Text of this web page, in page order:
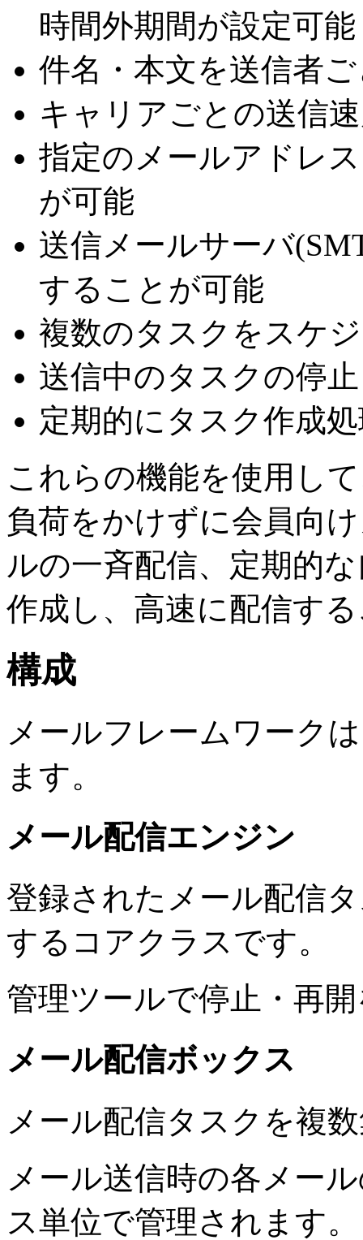
時間外期間が設定可能
件名・本文を送信者
キャリアごとの送信
指定のメールアドレ
が可能
送信メールサーバ
することが可能
複数のタスクをスケ
送信中のタスクの停
定期的にタスク作成
これらの機能を使用し
負荷をかけずに会員向
ルの一斉配信、定期的
作成し、高速に配信す
構成
メールフレームワーク
ます。
メール配信エンジン
登録されたメール配信
するコアクラスです。
管理ツールで停止・再
メール配信ボックス
メール配信タスクを複
メール送信時の各メー
ス単位で管理されます。